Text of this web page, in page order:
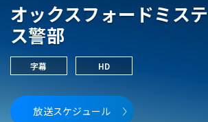
オックスフォードミス
ス警部
字幕 HD
放送スケジュール